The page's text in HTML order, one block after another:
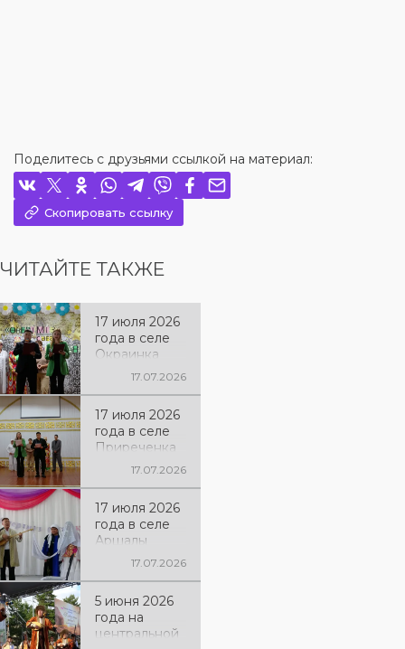
Поделитесь с друзьями ссылкой на материал:
Скопировать ссылку
ЧИТАЙТЕ ТАКЖЕ
17 июля 2026
года в селе
Окраинка
состоялась
программа
«Бірлік
болсын
әлемде» и
показ
традиционно
го обряда
«Беташар»,
провёл
творческий
коллектив
районного
Дома
17.07.2026
17 июля 2026
года в селе
Приреченка
состоялась
программа
«Бірлік
болсын
әлемде» и
показ
традиционно
го обряда
«Беташар»,
17.07.2026
17 июля 2026
года в селе
Аршалы
состоялась
программа
«Бірлік
болсын
17.07.2026
5 июня 2026
года на
центральной